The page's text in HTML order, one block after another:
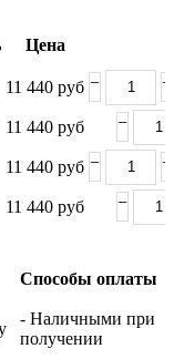
Цена
11 440 руб − +
11 440 руб −
11 440 руб − +
11 440 руб −
Способы оплаты
- Наличными при
получении